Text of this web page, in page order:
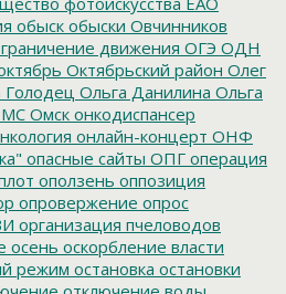
обыск обыски Овчинников
движения ОГЭ ОДН
Октябрьский район Олег
Голодец Ольга Данилина Ольга
Омск онкодиспансер
онлайн-концерт ОНФ
опасные сайты ОПГ операция
оползень оппозиция
опровержение опрос
организация пчеловодов
осень оскорбление власти
режим остановка остановки